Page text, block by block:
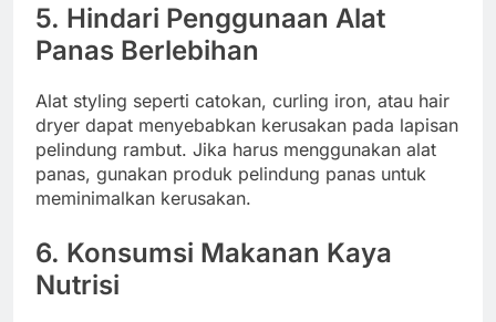
5. Hindari Penggunaan Alat
Panas Berlebihan
Alat styling seperti catokan, curling iron, atau hair
dryer dapat menyebabkan kerusakan pada lapisan
pelindung rambut. Jika harus menggunakan alat
panas, gunakan produk pelindung panas untuk
meminimalkan kerusakan.
6. Konsumsi Makanan Kaya
Nutrisi